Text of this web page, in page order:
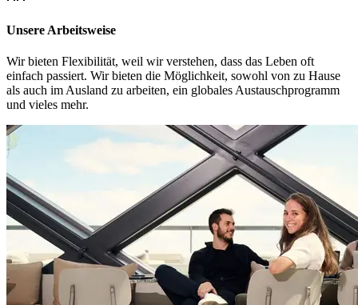
Unsere Arbeitsweise
Wir bieten Flexibilität, weil wir verstehen, dass das Leben oft
einfach passiert. Wir bieten die Möglichkeit, sowohl von zu Hause
als auch im Ausland zu arbeiten, ein globales Austauschprogramm
und vieles mehr.